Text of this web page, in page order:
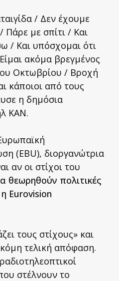
/ Δεν έχουμε
με σπίτι / Και
/ Και υπόσχομαι ότι
ακόμα βρεγμένος
Οκτωβρίου / Βροχή
κάποιοι από τους
η δημόσια
KAN.
(EBU), διοργανώτρια
αν οι στίχοι του
θεωρηθούν πολιτικές
Eurovision
τους στίχους» και
τελική απόφαση.
στέλνουν το